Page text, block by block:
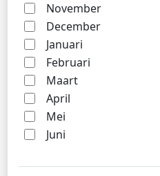
November
December
Januari
Februari
Maart
April
Mei
Juni